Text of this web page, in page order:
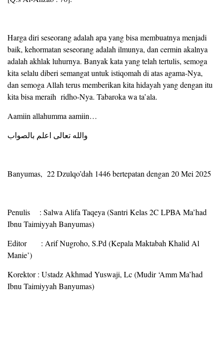
Harga diri seseorang adalah apa yang bisa membuatnya menjadi
baik, kehormatan seseorang adalah ilmunya, dan cermin akalnya
adalah akhlak luhurnya. Banyak kata yang telah tertulis, semoga
kita selalu diberi semangat untuk istiqomah di atas agama-Nya,
dan semoga Allah terus memberikan kita hidayah yang dengan itu
kita bisa meraih ridho-Nya. Tabaroka wa ta’ala.
Aamiin allahumma aamiin…
والله تعالى اعلم بالصواب
Banyumas, 22 Dzulqo’dah 1446 bertepatan dengan 20 Mei 2025
Penulis : Salwa Alifa Taqeya (Santri Kelas 2C LPBA Ma’had
Ibnu Taimiyyah Banyumas)
Editor : Arif Nugroho, S.Pd (Kepala Maktabah Khalid Al
Manie’)
Korektor : Ustadz Akhmad Yuswaji, Lc (Mudir ‘Amm Ma’had
Ibnu Taimiyyah Banyumas)